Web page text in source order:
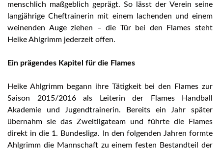
menschlich maßgeblich geprägt. So lässt der Verein seine
langjährige Cheftrainerin mit einem lachenden und einem
weinenden Auge ziehen – die Tür bei den Flames steht
Heike Ahlgrimm jederzeit offen.
Ein prägendes Kapitel für die Flames
Heike Ahlgrimm begann ihre Tätigkeit bei den Flames zur
Saison 2015/2016 als Leiterin der Flames Handball
Akademie und Jugendtrainerin. Bereits ein Jahr später
übernahm sie das Zweitligateam und führte die Flames
direkt in die 1. Bundesliga. In den folgenden Jahren formte
Ahlgrimm die Mannschaft zu einem festen Bestandteil der